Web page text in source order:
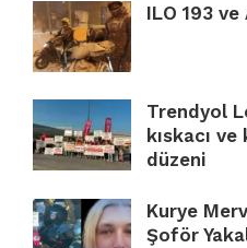
ILO 193
Trendyol
kıskacı
düzeni
Kurye
Şoför